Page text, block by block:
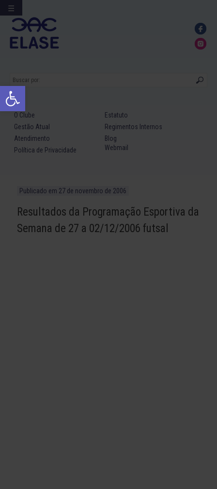
Abrir a barra de ferramentas
Ir
para
conteúdo
O Clube
Estatuto
Gestão Atual
Regimentos Internos
Atendimento
Blog
Política de Privacidade
Webmail
Publicado em 27 de novembro de 2006
Resultados da Programação Esportiva da
Semana de 27 a 02/12/2006 futsal
☰